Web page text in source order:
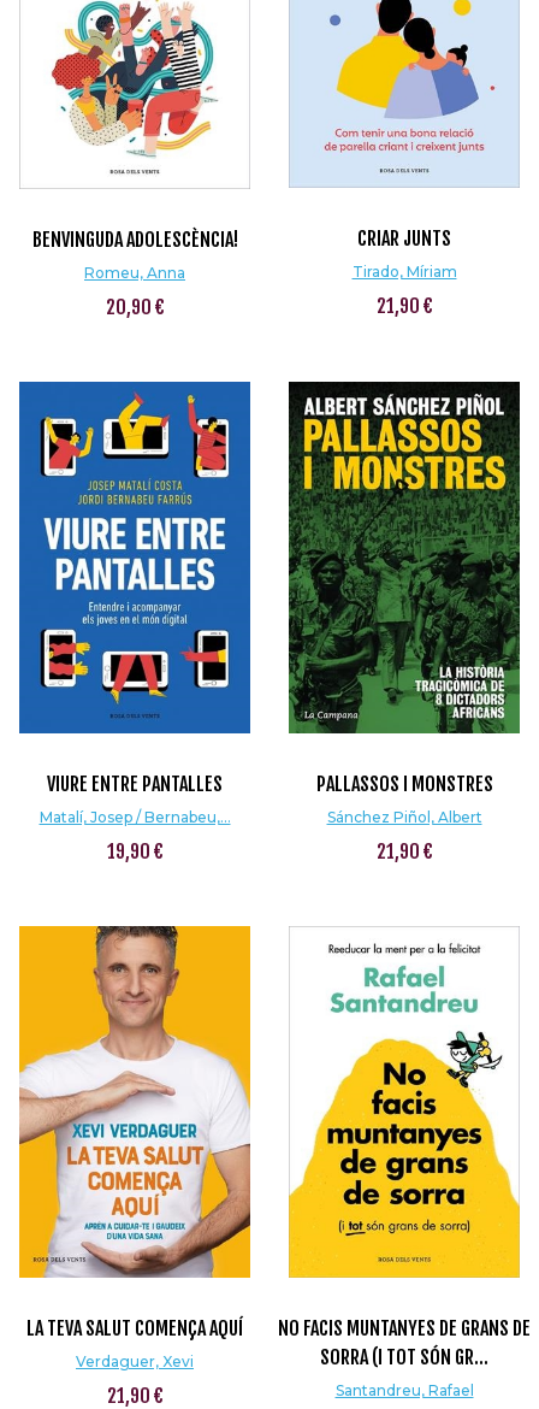
BENVINGUDA ADOLESCÈNCIA!
Romeu, Anna
20,90 €
CRIAR JUNTS
Tirado, Míriam
21,90 €
VIURE ENTRE PANTALLES
Matalí, Josep / Bernabeu,...
19,90 €
PALLASSOS I MONSTRES
Sánchez Piñol, Albert
21,90 €
LA TEVA SALUT COMENÇA AQUÍ
Verdaguer, Xevi
21,90 €
NO FACIS MUNTANYES DE GRANS DE
SORRA (I TOT SÓN GR...
Santandreu, Rafael